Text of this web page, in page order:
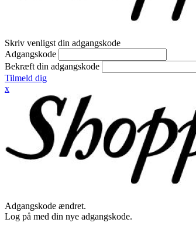
Skriv venligst din adgangskode
Adgangskode
Bekræft din adgangskode
Tilmeld dig
x
Adgangskode ændret.
Log på med din nye adgangskode.